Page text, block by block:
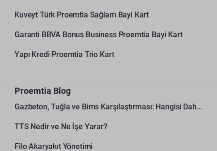
Kuveyt Türk Proemtia Sağlam Bayi Kart
Garanti BBVA Bonus Business Proemtia Bayi Kart
Yapı Kredi Proemtia Trio Kart
Proemtia Blog
Gazbeton, Tuğla ve Bims Karşılaştırması: Hangisi Daha Avantajlı?
TTS Nedir ve Ne İşe Yarar?
Filo Akaryakıt Yönetimi